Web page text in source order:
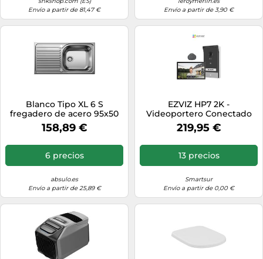
Envío a partir de 81,47 €
Envío a partir de 3,90 €
Blanco Tipo XL 6 S
fregadero de acero 95x50
cm 514243
158,89 €
6 precios
absulo.es
Envío a partir de 25,89 €
EZVIZ HP7 2K -
Videoportero Conectado
con videoportero
219,95 €
13 precios
Smartsur
Envío a partir de 0,00 €